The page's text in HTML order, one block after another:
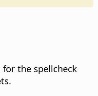
for the spellcheck